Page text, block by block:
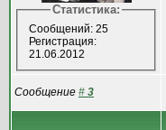
Статистика:
Сообщений: 25
Регистрация:
21.06.2012
Сообщение # 3